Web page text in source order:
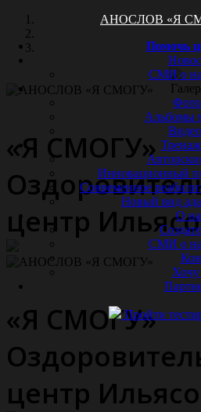
АНОСЛОВ «Я
Помочь
СМИ о
Альбомы
Инновационный
Современное
Новый вид
О
СМИ о
Пройти
«Я СМОГУ»
центр
«Я СМОГУ»
центр